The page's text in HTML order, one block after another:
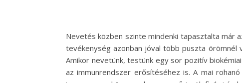
Nevetés közben szinte mindenki tapasztalta már
tevékenység azonban jóval több puszta örömnél
Amikor nevetünk, testünk egy sor pozitív
az immunrendszer erősítéséhez is. A mai